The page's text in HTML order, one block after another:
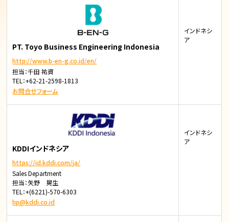
PT. Toyo Business Engineering Indonesia
http://www.b-en-g.co.id/en/
担当：千田 祐資
TEL：+62-21-2598-1813
お問合せフォーム
インドネシ
ア
KDDIインドネシア
https://id.kddi.com/ja/
Sales Department
担当：矢野 晃生
TEL：+(6221)-570-6303
hp@kddi.co.id
インドネシ
ア